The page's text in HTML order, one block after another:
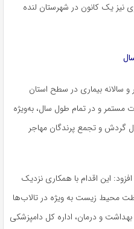
جاری نیز یک کانون در شهرستان لنده
سالانه بیماری در سطح استان
مستمر و در تمام طول سال، به‌ویژه
گردش و تجمع پرندگان مهاجر
این اقدام با همکاری نزدیک
محیط زیست به ویژه در تالاب‌ها
و درمان، اداره کل دامپزشکی